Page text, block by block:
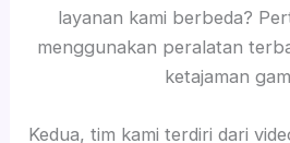
layanan kami berbeda?
menggunakan peralatan
ketajaman
Kedua, tim kami terdiri dari